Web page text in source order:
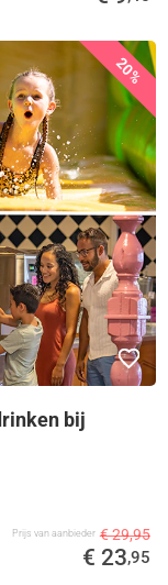
20%
bij
Prijs van aanbieder € 29,95
€ 23,95